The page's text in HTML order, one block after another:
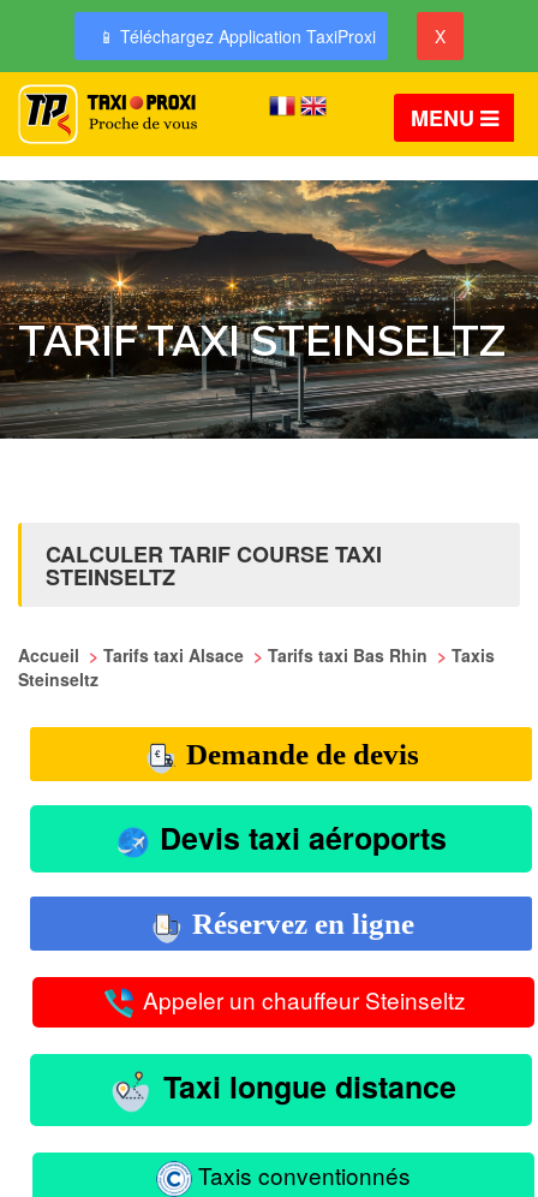
📱 Téléchargez Application TaxiProxi X
MENU
TARIF TAXI STEINSELTZ
CALCULER TARIF COURSE TAXI
STEINSELTZ
Accueil > Tarifs taxi Alsace > Tarifs taxi Bas Rhin > Taxis
Steinseltz
Demande de devis
Devis taxi aéroports
Réservez en ligne
Appeler un chauffeur Steinseltz
Taxi longue distance
Taxis conventionnés